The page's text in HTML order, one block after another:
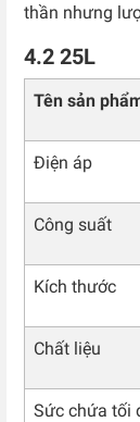
thần nhưng
4.2 25L
Tên sản
Điện áp
Công suất
Kích thước
Chất liệu
Sức chứa tối